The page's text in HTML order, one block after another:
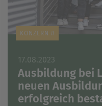
KONZERN #
17.08.2023
Ausbildung bei
neuen
erfolgreich